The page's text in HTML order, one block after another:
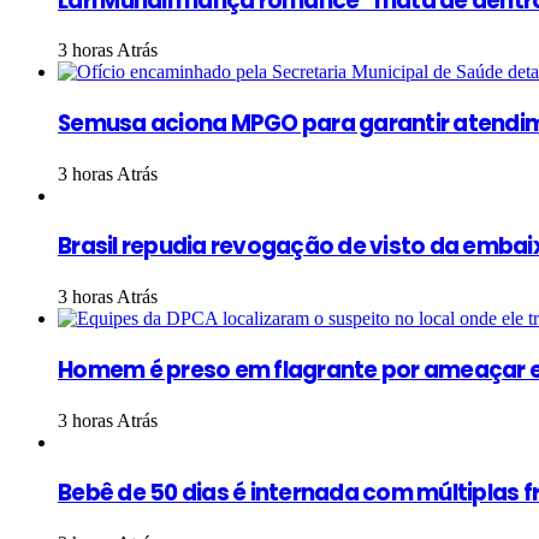
3 horas Atrás
Semusa aciona MPGO para garantir
3 horas Atrás
Brasil repudia revogação de visto da
3 horas Atrás
Homem é preso em flagrante por
3 horas Atrás
Bebê de 50 dias é internada com